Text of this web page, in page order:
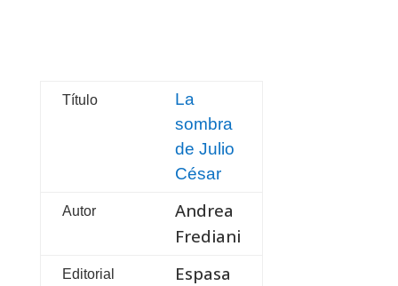
Título
La
sombra
de Julio
César
Autor
Andrea
Frediani
Editorial Espasa